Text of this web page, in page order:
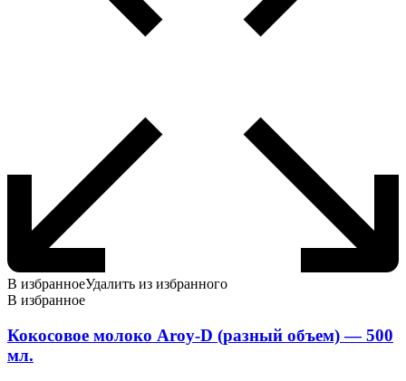
В избранноеУдалить из избранного
В избранное
Кокосовое молоко Aroy-D (разный объем) — 500
мл.